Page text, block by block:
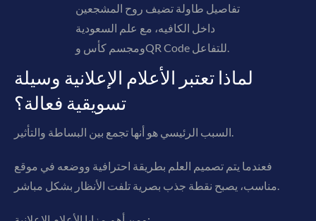
تفاصيل طاولة تضيف روح المشجعين
داخل الكافيه، مع علم السعودية
ومجسم كأس وQR Code للتفاعل.
لماذا تعتبر الأعلام الإعلانية وسيلة
تسويقية فعالة؟
السبب الرئيسي هو أنها تجمع بين البساطة والتأثير.
فعندما يتم تصميم العلم بطريقة احترافية ووضعه في موقع
مناسب، يصبح نقطة جذب بصرية تلفت الأنظار بشكل مباشر.